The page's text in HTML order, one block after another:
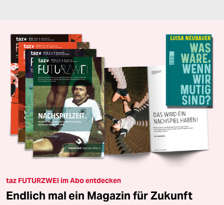
taz FUTURZWEI im Abo entdecken
Endlich mal ein Magazin für Zukunft